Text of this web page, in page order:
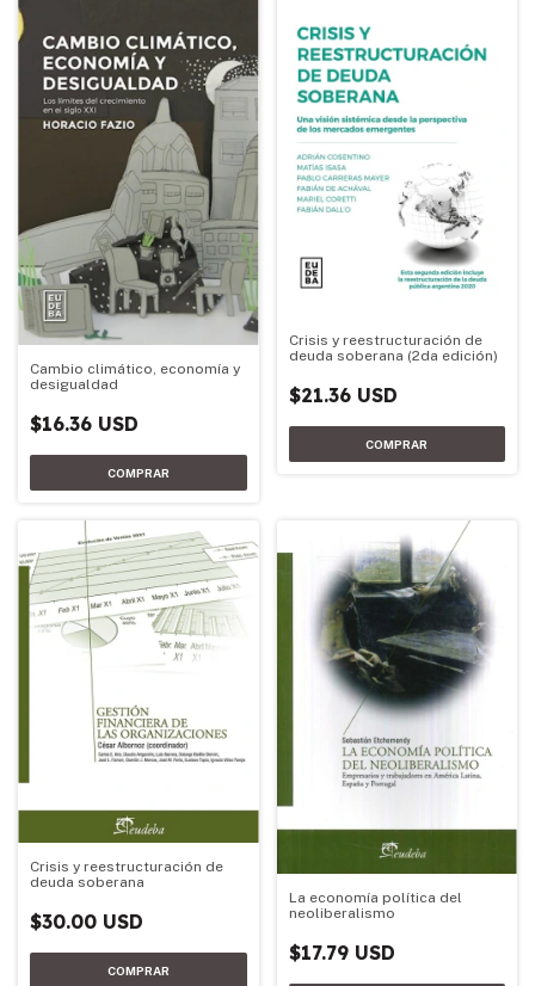
Cambio climático, economía y
desigualdad
$16.36 USD
Crisis y reestructuración de
deuda soberana (2da edición)
$21.36 USD
Crisis y reestructuración de
deuda soberana
$30.00 USD
La economía política del
neoliberalismo
$17.79 USD